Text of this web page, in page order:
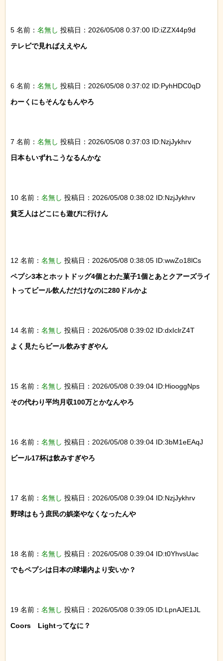
5 名前： 名無し 投稿日：2026/05/08 0:37:00 ID:iZZX44p9d
テレビで見ればええやん
6 名前： 名無し 投稿日：2026/05/08 0:37:02 ID:PyhHDC0qD
わーくにもそんなもんやろ
7 名前： 名無し 投稿日：2026/05/08 0:37:03 ID:NzjJykhrv
日本もいずれこうなるんかな
10 名前： 名無し 投稿日：2026/05/08 0:38:02 ID:NzjJykhrv
貧乏人はどこにも遊びに行けん
12 名前： 名無し 投稿日：2026/05/08 0:38:05 ID:wwZo18lCs
ペプシ3本とホットドッグ4個とわた菓子1個とあとクアーズライ
トってビール飲んだだけなのに280ドルかよ
14 名前： 名無し 投稿日：2026/05/08 0:39:02 ID:dxIclrZ4T
よく見たらビール飲みすぎやん
15 名前： 名無し 投稿日：2026/05/08 0:39:04 ID:HiooggNps
その代わり平均月収100万とかなんやろ
16 名前： 名無し 投稿日：2026/05/08 0:39:04 ID:3bM1eEAqJ
ビール17杯は飲みすぎやろ
17 名前： 名無し 投稿日：2026/05/08 0:39:04 ID:NzjJykhrv
野球はもう庶民の娯楽やなくなったんや
18 名前： 名無し 投稿日：2026/05/08 0:39:04 ID:t0YhvsUac
でもペプシは日本の球場内より安いか？
19 名前： 名無し 投稿日：2026/05/08 0:39:05 ID:LpnAJE1JL
Coors　Lightってなに？